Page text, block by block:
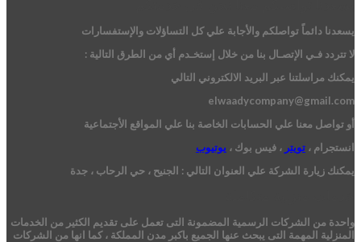
يسعدنا دائماً تواصلكم والأجابة علي كل التساؤلات والإستفسارات
لا تتردد فـي الإتصـال بنا من خلال إستخـدم أي من الطرق التالية :
يمكنك مراسلتنا عبر البريد الالكتروني التالي
elwaadycompany@gmail.com
أو تواصل معنا علي الحسابات الخاصة بنا علي المواقع الأجتماعية
انستجرام ، تويتر ، فيس بوك ، يوتيوب
يمكنك زيارة الشركة علي العنوان التالي : الجنيح ، حي الرحاب ، جدة
واحدة من الشركات الرسمية المضمونة التى تعمل على تقديم الكثير من الخدمات
المنزلية المهمة التى يبحث عنها الجميع باكبر مدن المملكة ، كما انها من الشركات